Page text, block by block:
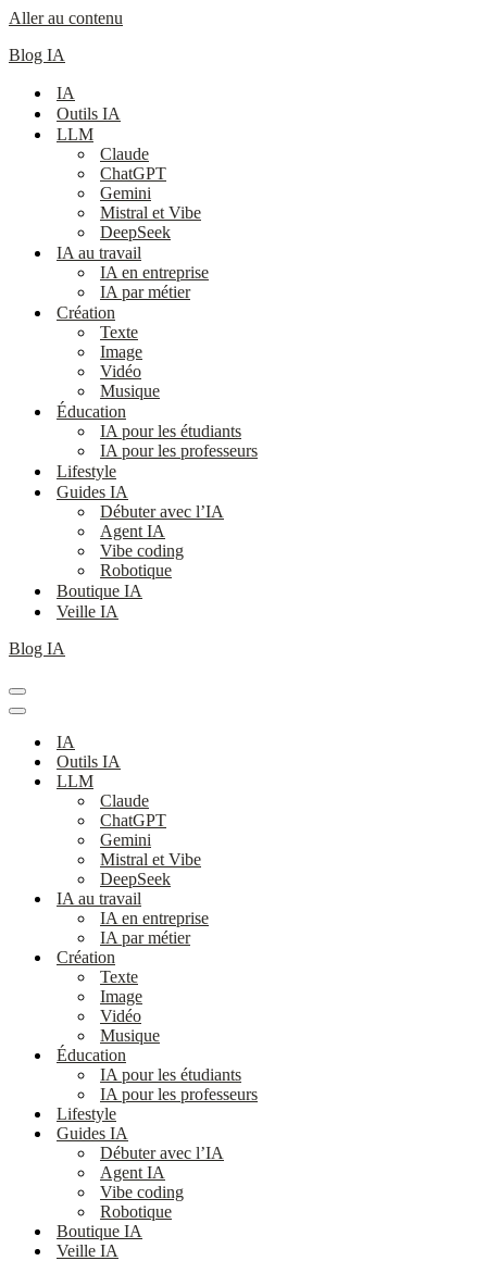
Aller au contenu
Blog IA
IA
Outils IA
LLM
Claude
ChatGPT
Gemini
Mistral et Vibe
DeepSeek
IA au travail
IA en entreprise
IA par métier
Création
Texte
Image
Vidéo
Musique
Éducation
IA pour les étudiants
IA pour les professeurs
Lifestyle
Guides IA
Débuter avec l’IA
Agent IA
Vibe coding
Robotique
Boutique IA
Veille IA
Blog IA
Menu
de
Menu
navigation
IA
Outils IA
LLM
Claude
ChatGPT
Gemini
Mistral et Vibe
DeepSeek
IA au travail
IA en entreprise
IA par métier
Création
Texte
Image
Vidéo
Musique
Éducation
IA pour les étudiants
IA pour les professeurs
Lifestyle
Guides IA
Débuter avec l’IA
Agent IA
Vibe coding
Robotique
Boutique IA
Veille IA